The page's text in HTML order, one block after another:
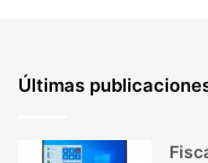
Últimas